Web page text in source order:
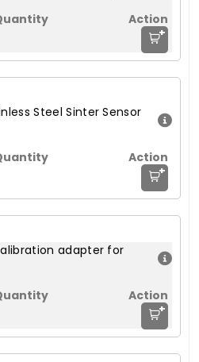
+
Steel Sinter Sensor
+
adapter for
+